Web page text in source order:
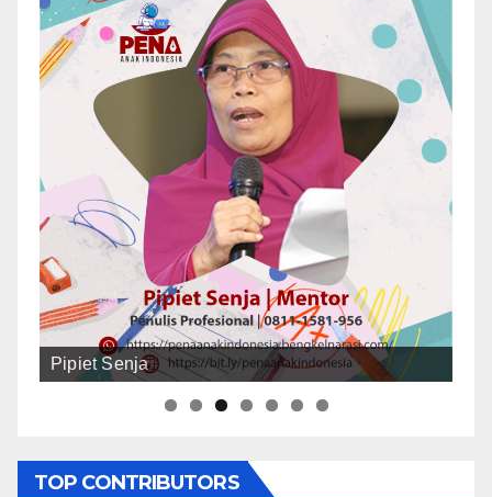
Pipiet Senja
Ruslan Ismail Mage
TOP CONTRIBUTORS